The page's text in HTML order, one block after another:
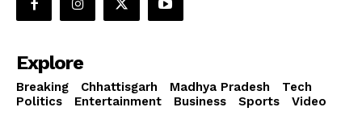
Explore
Breaking Chhattisgarh Madhya Pradesh
Tech
Politics
Entertainment Business Sports Video